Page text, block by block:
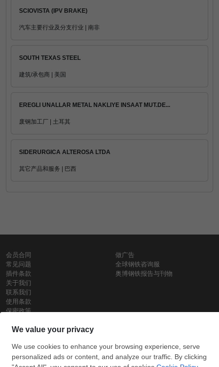
SCIOVISTA (IPV BRAKE)
汽车主要行业及分支行业 | 南非
SOUTH TEXAS STEEL
建筑/承包商 | 美国
EREGLI UNALLAR METAL NAKLIYE INSAAT MUT.DE...
废钢加工厂 | 土耳其
SIDERURGICA ALTEROSA LTDA
其它产品和服务 | 巴西
会员合同
常见问题
插件条款
关于我们
联系我们
使用条款
保密政策
做广告
全球钢铁咨询服
奥博钢铁报告与刊物
铁价格
每日废钢价格
盘条价格
保留所有权利